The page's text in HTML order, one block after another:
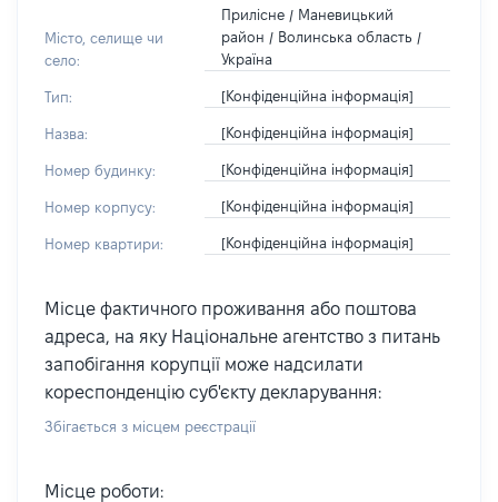
Місто, селище чи
село:
Прилісне / Маневицький
район / Волинська область /
Україна
Тип: [Конфіденційна інформація]
Назва: [Конфіденційна інформація]
Номер будинку: [Конфіденційна інформація]
Номер корпусу: [Конфіденційна інформація]
Номер квартири: [Конфіденційна інформація]
Місце фактичного проживання або поштова
адреса, на яку Національне агентство з питань
запобігання корупції може надсилати
кореспонденцію суб'єкту декларування:
Збігається з місцем реєстрації
Місце роботи: